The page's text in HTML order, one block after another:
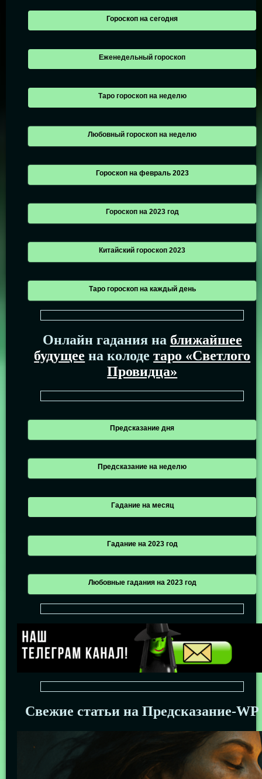
Гороскоп на сегодня
Еженедельный гороскоп
Таро гороскоп на неделю
Любовный гороскоп на неделю
Гороскоп на февраль 2023
Гороскоп на 2023 год
Китайский гороскоп 2023
Таро гороскоп на каждый день
Онлайн гадания на ближайшее
будущее на колодетаро «Светлого
Провидца»
Предсказание дня
Предсказание на неделю
Гадание на месяц
Гадание на 2023 год
Любовные гадания на 2023 год
Свежие статьи на Предсказание-WP